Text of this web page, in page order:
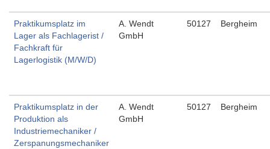
Praktikumsplatz im
Lager als Fachlagerist /
Fachkraft für
Lagerlogistik (M/W/D)
A. Wendt
GmbH
50127 Bergheim
Praktikumsplatz in der
Produktion als
Industriemechaniker /
Zerspanungsmechaniker
A. Wendt
GmbH
50127 Bergheim